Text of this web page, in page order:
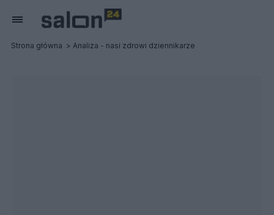
Strona główna Analiza - nasi zdrowi dziennikarze